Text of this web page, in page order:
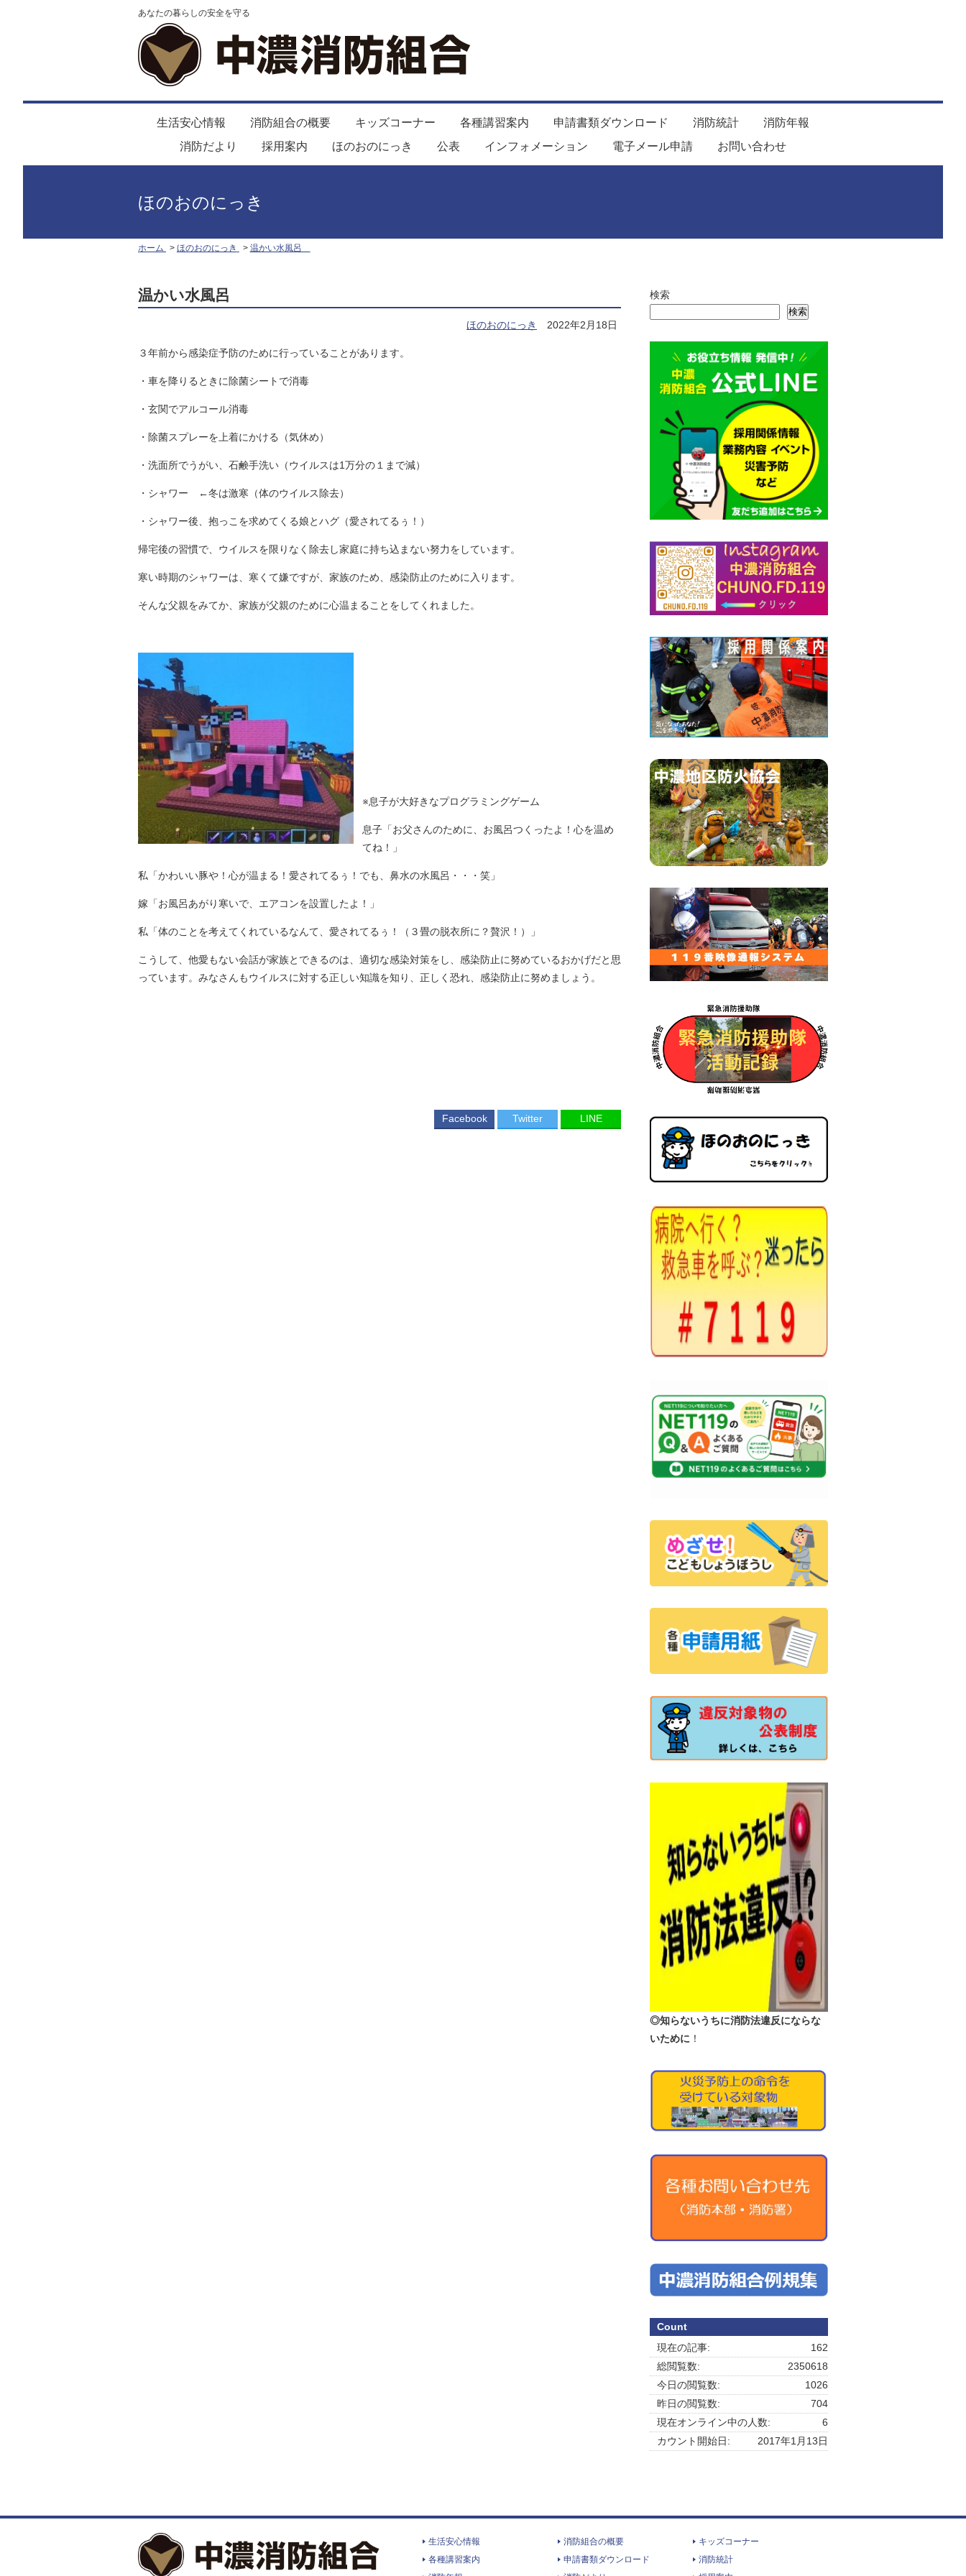
あなたの暮らしの安全を守る
生活安心情報 消防組合の概要 キッズコーナー 各種講習案内 申請書類ダウンロード 消防統計
消防年報
消防だより
採用案内 ほのおのにっき 公表 インフォメーション 電子メール申請 お問い合わせ
ほのおのにっき
ホーム ほのおのにっき 温かい水風呂
温かい水風呂
ほのおのにっき 2022年2月18日
３年前から感染症予防のために行っていることがあります。
・車を降りるときに除菌シートで消毒
・玄関でアルコール消毒
・除菌スプレーを上着にかける（気休め）
・洗面所でうがい、石鹸手洗い（ウイルスは1万分の１まで減）
・シャワー ←冬は激寒（体のウイルス除去）
・シャワー後、抱っこを求めてくる娘とハグ（愛されてるぅ！）
帰宅後の習慣で、ウイルスを限りなく除去し家庭に持ち込まない努力をしています。
寒い時期のシャワーは、寒くて嫌ですが、家族のため、感染防止のために入ります。
そんな父親をみてか、家族が父親のために心温まることをしてくれました。
※息子が大好きなプログラミングゲーム
息子「お父さんのために、お風呂つくったよ！心を温め
てね！」
私「かわいい豚や！心が温まる！愛されてるぅ！でも、鼻水の水風呂・・・笑」
嫁「お風呂あがり寒いで、エアコンを設置したよ！」
私「体のことを考えてくれているなんて、愛されてるぅ！（３畳の脱衣所に？贅沢！）」
こうして、他愛もない会話が家族とできるのは、適切な感染対策をし、感染防止に努めているおかげだと思
っています。みなさんもウイルスに対する正しい知識を知り、正しく恐れ、感染防止に努めましょう。
Facebook Twitter LINE
検索
検索
◎知らないうちに消防法違反にならな
いために ！
Count
162
現在の記事:
2350618
総閲覧数:
1026
今日の閲覧数:
704
昨日の閲覧数:
6
現在オンライン中の人数:
2017年1月13日
カウント開始日:
生活安心情報 消防組合の概要
キッズコーナー
各種講習案内
申請書類ダウンロード
消防統計